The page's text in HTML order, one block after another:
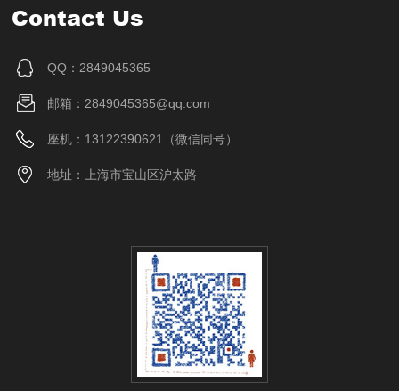
Contact Us
QQ：2849045365
邮箱：2849045365@qq.com
座机：13122390621（微信同号）
地址：上海市宝山区沪太路